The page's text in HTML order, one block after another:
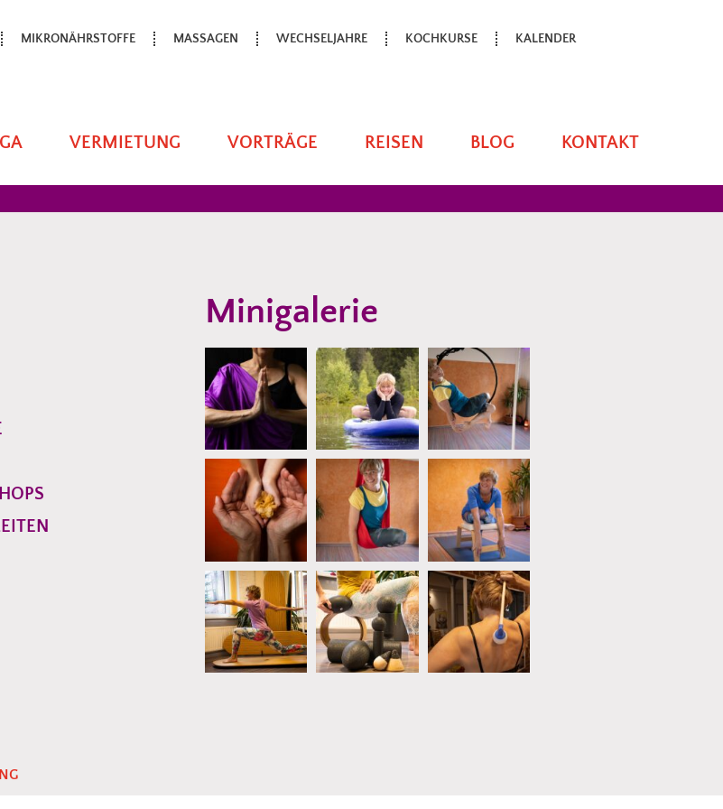
MIKRONÄHRSTOFFE MASSAGEN WECHSELJAHRE KOCHKURSE KALENDER
VERMIETUNG VORTRÄGE REISEN BLOG KONTAKT
Minigalerie